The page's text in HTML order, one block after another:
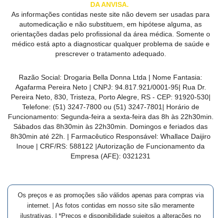
DA ANVISA.
As informações contidas neste site não devem ser usadas para
automedicação e não substituem, em hipótese alguma, as
orientações dadas pelo profissional da área médica. Somente o
médico está apto a diagnosticar qualquer problema de saúde e
prescrever o tratamento adequado.
Razão Social: Drogaria Bella Donna Ltda | Nome Fantasia:
Agafarma Pereira Neto | CNPJ: 94.817.921/0001-95| Rua Dr.
Pereira Neto, 830, Tristeza, Porto Alegre, RS - CEP: 91920-530|
Telefone: (51) 3247-7800 ou (51) 3247-7801| Horário de
Funcionamento: Segunda-feira a sexta-feira das 8h às 22h30min.
Sábados das 8h30min às 22h30min. Domingos e feriados das
8h30min até 22h. | Farmacêutico Responsável: Whallace Daijiro
Inoue | CRF/RS: 588122 |Autorização de Funcionamento da
Empresa (AFE): 0321231
Os preços e as promoções são válidos apenas para compras via
internet. | As fotos contidas em nosso site são meramente
ilustrativas. | *Preços e disponibilidade sujeitos a alterações no